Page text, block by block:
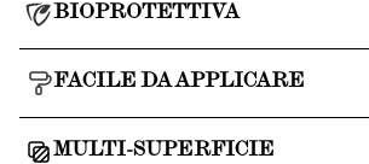
BIOPROTETTIVA
FACILE DA APPLICARE
MULTI-SUPERFICIE